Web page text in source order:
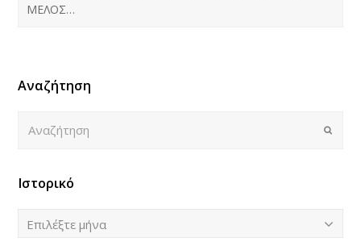
ΜΕΛΟΣ…
Αναζήτηση
Submit
Ιστορικό
Ιστορικό
Επιλέξτε μήνα